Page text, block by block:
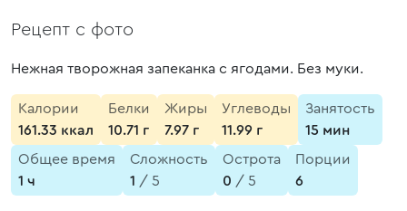
Рецепт с фото
Нежная творожная запеканка с ягодами. Без муки.
Калории
161.33 ккал
Белки
10.71 г
Жиры
7.97 г
Углеводы
11.99 г
Занятость
15 мин
Общее время
1 ч
Сложность
1 / 5
Острота
0 / 5
Порции
6